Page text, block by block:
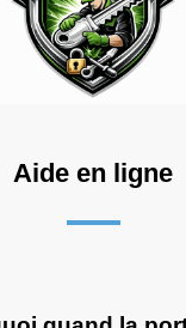
Aide en ligne